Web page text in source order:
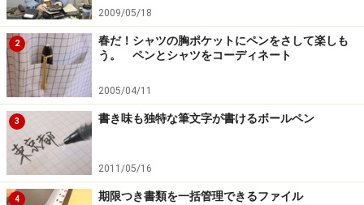
2009/05/18
2
春だ！シャツの胸ポケットにペンをさして楽しも
う。 ペンとシャツをコーディネート
2005/04/11
3 書き味も独特な筆文字が書けるボールペン
2011/05/16
4 期限つき書類を一括管理できるファイル